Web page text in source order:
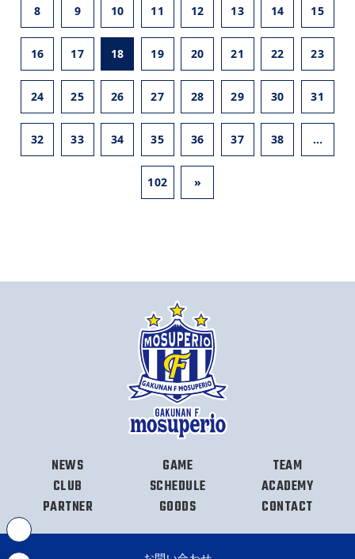
8 9 10 11 12 13 14 15
16 17 18 19 20 21 22 23
24 25 26 27 28 29 30 31
32 33 34 35 36 37 38 …
102 »
NEWS GAME
TEAM
CLUB
SCHEDULE
ACADEMY
PARTNER
GOODS CONTACT